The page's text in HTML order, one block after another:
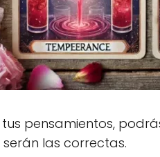
pensamientos,
las correctas.